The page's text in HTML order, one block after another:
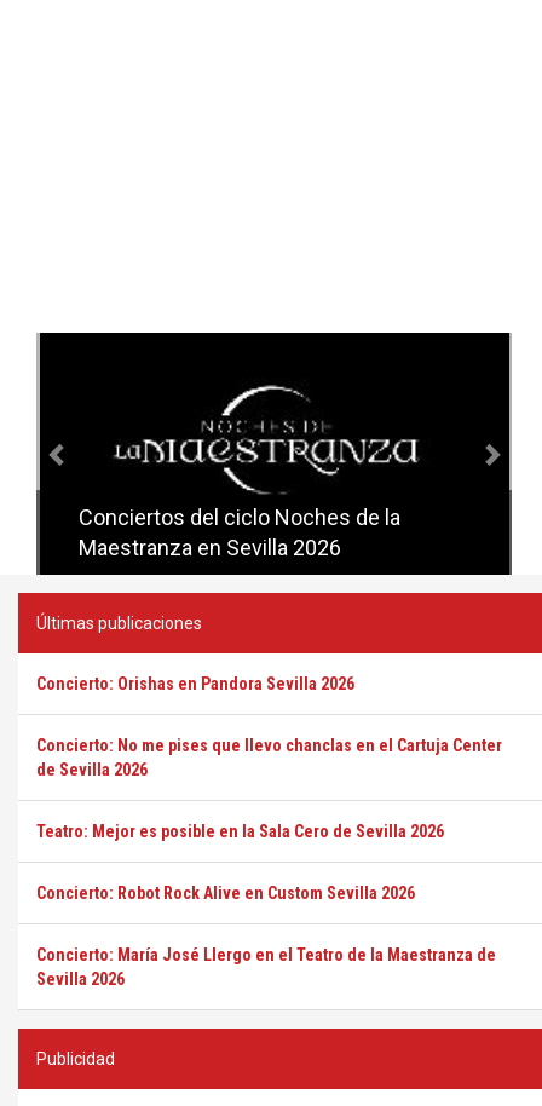
Conciertos del ciclo Noches de la
Maestranza en Sevilla 2026
Conciertos del ciclo Candlelight en
Sevilla
Últimas publicaciones
Concierto: Orishas en Pandora Sevilla 2026
Concierto: No me pises que llevo chanclas en el Cartuja Center
de Sevilla 2026
Teatro: Mejor es posible en la Sala Cero de Sevilla 2026
Concierto: Robot Rock Alive en Custom Sevilla 2026
Concierto: María José Llergo en el Teatro de la Maestranza de
Sevilla 2026
Publicidad